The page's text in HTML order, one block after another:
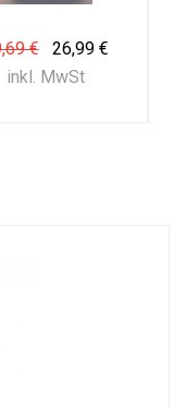
€
26,99 €
inkl. MwSt